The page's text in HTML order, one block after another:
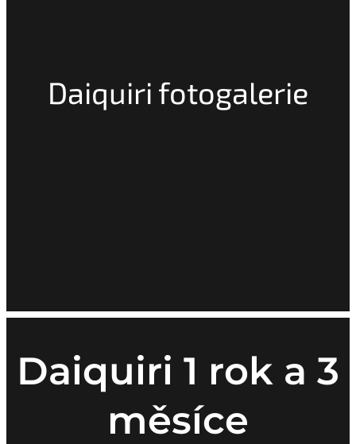
Daiquiri fotogalerie
Daiquiri 1 rok a 3
měsíce